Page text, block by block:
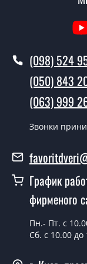
В тот же день в
день.
Да можно.
Да, мы имеем
дверей.
Какая
(098) 524
(050) 843
(063) 999
Звонки
График
фирменого
Пн.- Пт. с
Сб. с 10.00 до